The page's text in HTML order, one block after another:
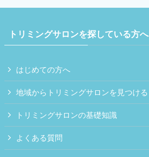
トリミングサロンを探している方へ
はじめての方へ
地域からトリミングサロンを見つける
トリミングサロンの基礎知識
よくある質問